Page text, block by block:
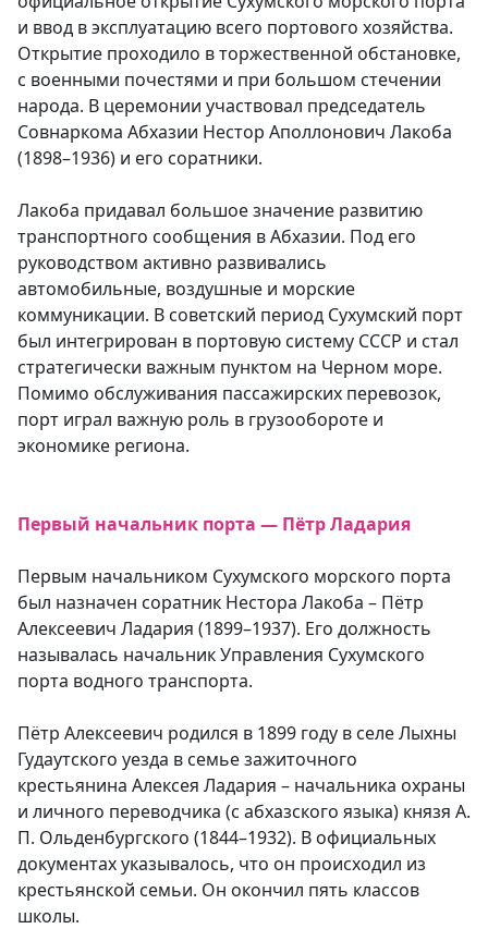
и ввод в эксплуатацию всего портового хозяйства.
Открытие проходило в торжественной обстановке,
с военными почестями и при большом стечении
народа. В церемонии участвовал председатель
Совнаркома Абхазии Нестор Аполлонович Лакоба
(1898–1936) и его соратники.
Лакоба придавал большое значение развитию
транспортного сообщения в Абхазии. Под его
руководством активно развивались
автомобильные, воздушные и морские
коммуникации. В советский период Сухумский порт
был интегрирован в портовую систему СССР и стал
стратегически важным пунктом на Черном море.
Помимо обслуживания пассажирских перевозок,
порт играл важную роль в грузообороте и
экономике региона.
Первый начальник порта — Пётр Ладария
Первым начальником Сухумского морского порта
был назначен соратник Нестора Лакоба – Пётр
Алексеевич Ладария (1899–1937). Его должность
называлась начальник Управления Сухумского
порта водного транспорта.
Пётр Алексеевич родился в 1899 году в селе Лыхны
Гудаутского уезда в семье зажиточного
крестьянина Алексея Ладария – начальника охраны
и личного переводчика (с абхазского языка) князя А.
П. Ольденбургского (1844–1932). В официальных
документах указывалось, что он происходил из
крестьянской семьи. Он окончил пять классов
школы.